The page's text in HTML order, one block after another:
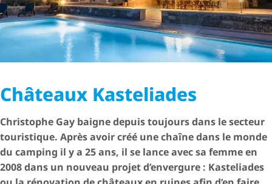
Châteaux Kasteliades
Christophe Gay baigne depuis toujours dans le secteur
touristique. Après avoir créé une chaîne dans le monde
du camping il y a 25 ans, il se lance avec sa femme en
2008 dans un nouveau projet d’envergure : Kasteliades